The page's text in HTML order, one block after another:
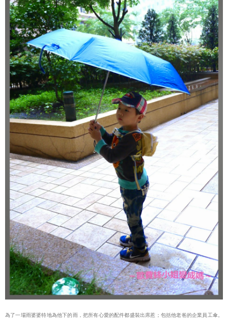
為了一場雨婆婆特地為他下的雨，把所有心愛的配件都盛裝出席惹；包括他老爸的企業員工傘。